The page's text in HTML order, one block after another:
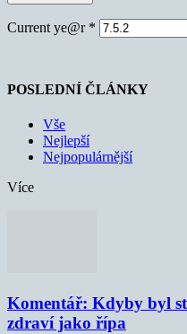
Current ye@r *
POSLEDNÍ ČLÁNKY
Vše
Nejlepší
Nejpopulárnější
Více
Komentář: Kdyby byl
zdraví jako řípa